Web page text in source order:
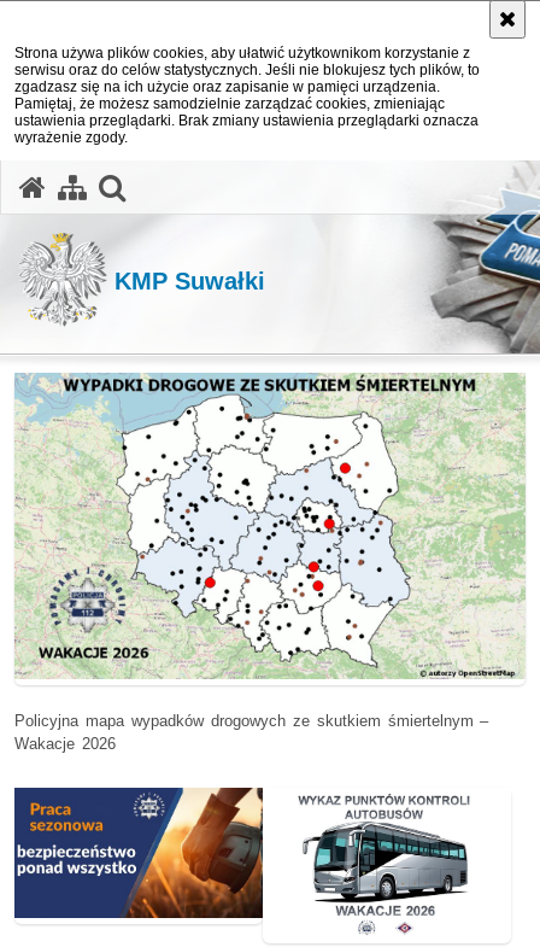
Strona używa plików cookies, aby ułatwić użytkownikom korzystanie z
serwisu oraz do celów statystycznych. Jeśli nie blokujesz tych plików, to
zgadzasz się na ich użycie oraz zapisanie w pamięci urządzenia.
Pamiętaj, że możesz samodzielnie zarządzać cookies, zmieniając
ustawienia przeglądarki. Brak zmiany ustawienia przeglądarki oznacza
wyrażenie zgody.
KMP Suwałki
Ważne informacje
Policyjna mapa wypadków drogowych ze skutkiem śmiertelnym –
Wakacje 2026